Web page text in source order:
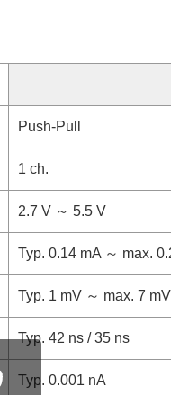
Push-Pull
1 ch.
2.7 V ～ 5.5 V
Typ. 0.14 mA ～ max. 0.21
Typ. 1 mV ～ max. 7 mV
Typ. 42 ns / 35 ns
Typ. 0.001 nA